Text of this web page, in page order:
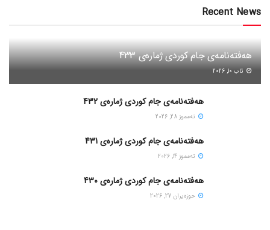
Recent News
هەفتەنامەی جام کوردی ژمارەی 433
ئاب 10, 2026
هەفتەنامەی جام کوردی ژمارەی 432
ته‌مموز 28, 2026
هەفتەنامەی جام کوردی ژمارەی 431
ته‌مموز 14, 2026
هەفتەنامەی جام کوردی ژمارەی 430
حوزه‌یران 27, 2026